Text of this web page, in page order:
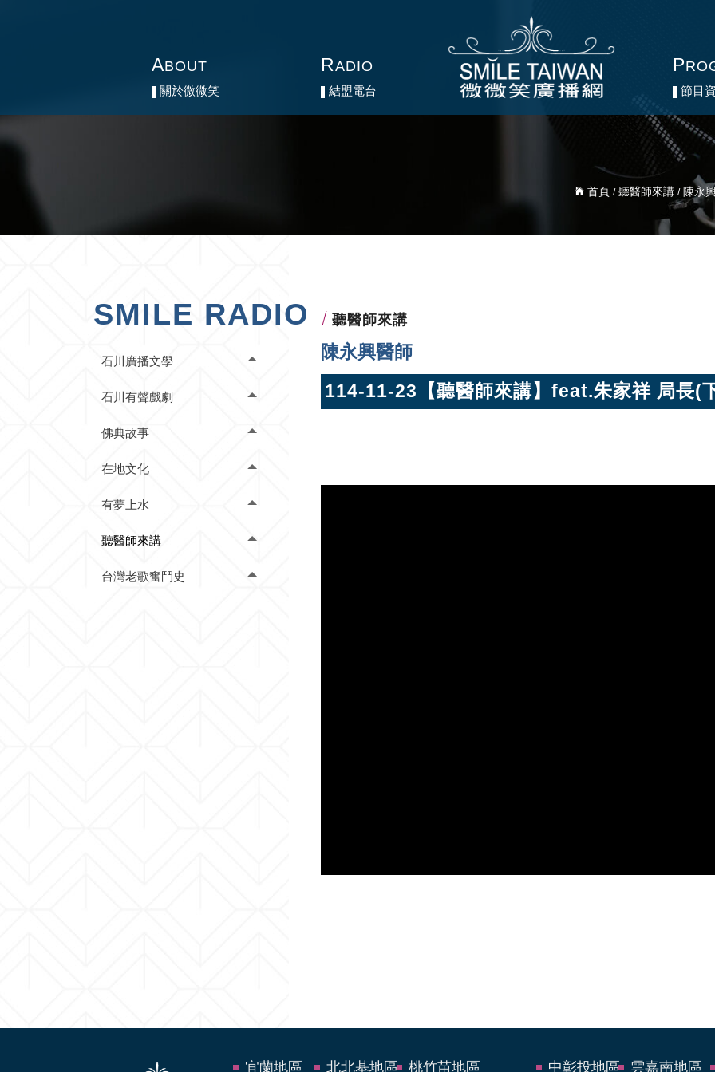
ABOUT
關於微微笑
ABOUT
關於微微笑
RADIO
結盟電台
RADIO
結盟電台
P
節目
P
節目
首頁 / 聽醫師來講 / 陳永
SMILE RADIO 聽醫師來講
石川廣播文學
石川有聲戲劇
佛典故事
在地文化
有夢上水
聽醫師來講
台灣老歌奮鬥史
陳永興醫師
114-11-23【聽醫師來講】feat.朱家祥 局長(
宜蘭地區 北北基地區 桃竹苗地區 中彰投地區 雲嘉南地區